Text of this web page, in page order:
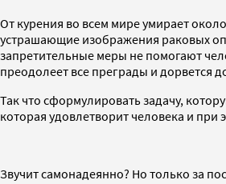
От курения во всем мире умирает
устрашающие изображения раковых
запретительные меры не помогают
преодолеет все преграды и дорвется
Так что сформулировать задачу,
которая удовлетворит человека и при
Звучит самонадеянно? Но только за